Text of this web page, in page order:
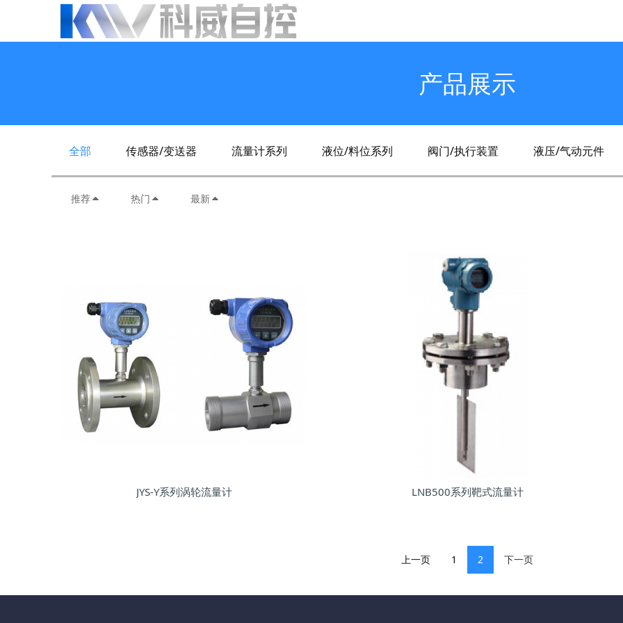
产品展示
全部 传感器/变送器 流量计系列 液位/料位系列 阀门/执行装置 液压/气动元件
推荐 热门 最新
JYS-Y系列涡轮流量计 LNB500系列靶式流量计
上一页 1 2 下一页